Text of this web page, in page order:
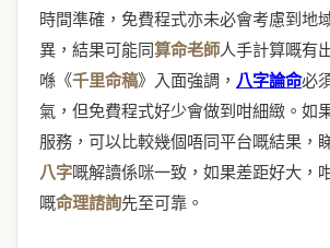
時間準確，免費程式亦未必會考慮到地
異，結果可能同算命老師人手計算嘅有
喺《千里命稿》入面強調， 八字論命必
氣，但免費程式好少會做到咁細緻。如
服務，可以比較幾個唔同平台嘅結果，
八字嘅解讀係咪一致，如果差距好大，
嘅命理諮詢先至可靠。